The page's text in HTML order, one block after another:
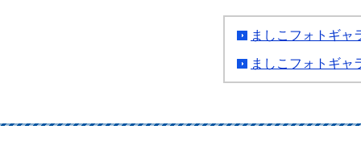
ましこフォトギ
ましこフォトギ